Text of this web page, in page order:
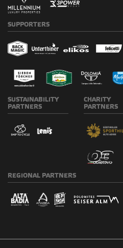
SUPPORTERS
SUSTAINABILITY
PARTNERS
CHARITY
PARTNERS
REGIONAL PARTNERS